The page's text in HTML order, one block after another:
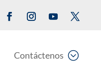
;
Contáctenos